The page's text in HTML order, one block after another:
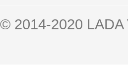
© 2014-2020